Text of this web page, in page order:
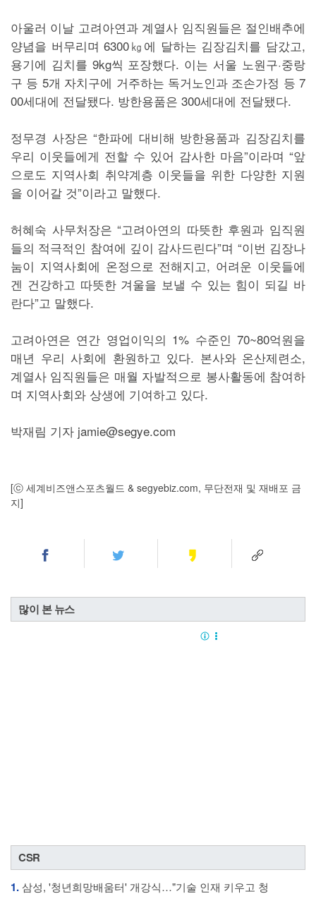
아울러 이날 고려아연과 계열사 임직원들은 절인배추에
양념을 버무리며 6300㎏에 달하는 김장김치를 담갔고,
용기에 김치를 9kg씩 포장했다. 이는 서울 노원구·중랑
구 등 5개 자치구에 거주하는 독거노인과 조손가정 등 7
00세대에 전달됐다. 방한용품은 300세대에 전달됐다.
정무경 사장은 “한파에 대비해 방한용품과 김장김치를
우리 이웃들에게 전할 수 있어 감사한 마음”이라며 “앞
으로도 지역사회 취약계층 이웃들을 위한 다양한 지원
을 이어갈 것”이라고 말했다.
허혜숙 사무처장은 “고려아연의 따뜻한 후원과 임직원
들의 적극적인 참여에 깊이 감사드린다”며 “이번 김장나
눔이 지역사회에 온정으로 전해지고, 어려운 이웃들에
겐 건강하고 따뜻한 겨울을 보낼 수 있는 힘이 되길 바
란다”고 말했다.
고려아연은 연간 영업이익의 1% 수준인 70~80억원을
매년 우리 사회에 환원하고 있다. 본사와 온산제련소,
계열사 임직원들은 매월 자발적으로 봉사활동에 참여하
며 지역사회와 상생에 기여하고 있다.
박재림 기자 jamie@segye.com
[ⓒ 세계비즈앤스포츠월드 & segyebiz.com, 무단전재 및 재배포 금
지]
많이 본 뉴스
CSR
1.삼성, '청년희망배움터' 개강식…"기술 인재 키우고 청